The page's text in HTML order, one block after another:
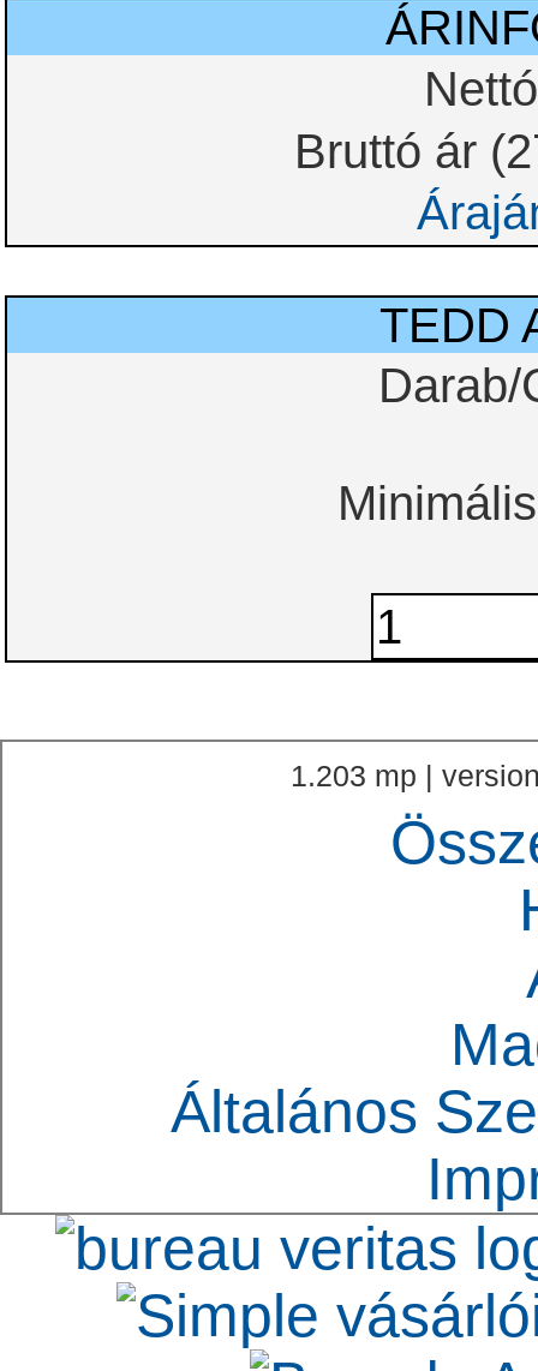
Bruttó ár
TEDD
Darab/
1.203 mp |
Általános